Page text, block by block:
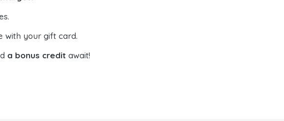
with your gift card.
a bonus credit await!